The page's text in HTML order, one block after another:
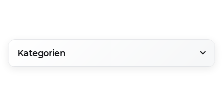
Kategorien